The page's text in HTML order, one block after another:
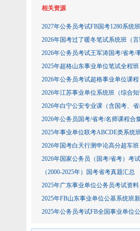
相关资源
2027年公务员考试FB国考1280系统班
2026年国考过了暖冬笔试系统班（言
2026年公务员考试王军涛国考/省考/
2025年超格山东事业单位笔试全程班
2026年公务员考试超格事业单位课程
2026年江苏事业单位系统班（综合知
2026年白宁公安专业课（含国考、省
2026年公务员国考/省考/名师课程合
2025年事业单位联考ABCDE类系统
2026年国考白天行测申论高分超车班
2026年国家公务员（国考/省考）考
（2000-2025年）国考省考真题汇总
2025年广东事业单位公务员考试资料
2025年FB山东事业单位公基系统班
2025年公务员考试FB全国事业单位